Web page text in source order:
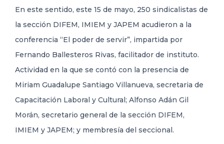
En este sentido, este 15 de mayo, 250 sindicalistas de
la sección DIFEM, IMIEM y JAPEM acudieron a la
conferencia “El poder de servir”, impartida por
Fernando Ballesteros Rivas, facilitador de instituto.
Actividad en la que se contó con la presencia de
Miriam Guadalupe Santiago Villanueva, secretaria de
Capacitación Laboral y Cultural; Alfonso Adán Gil
Morán, secretario general de la sección DIFEM,
IMIEM y JAPEM; y membresía del seccional.